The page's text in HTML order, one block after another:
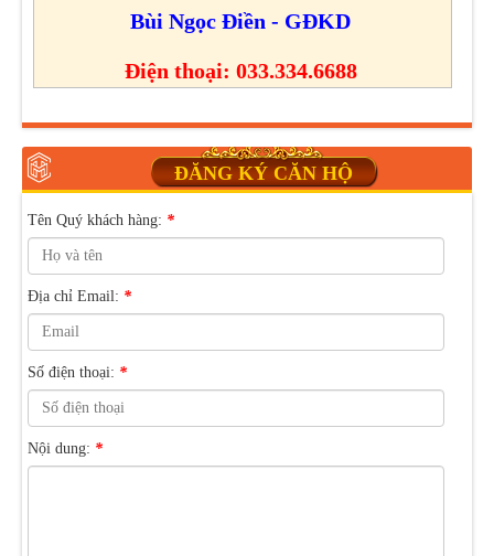
Bùi Ngọc Điền - GĐKD
Điện thoại: 033.334.6688
ĐĂNG KÝ CĂN HỘ
Tên Quý khách hàng: *
Địa chỉ Email: *
Số điện thoại: *
Nội dung: *